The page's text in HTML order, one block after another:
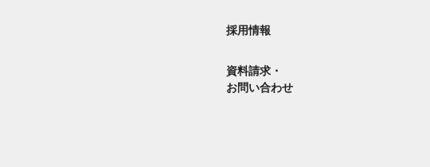
採用情報
資料請求・
お問い合わせ